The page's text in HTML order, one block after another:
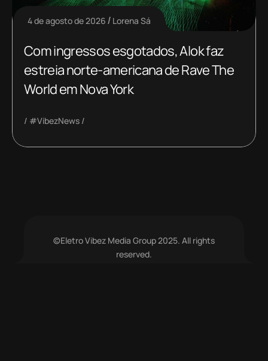
4 de agosto de 2026 Lorena Sá
Com ingressos esgotados, Alok faz
estreia norte-americana de Rave The
World em Nova York
#VibezNews
©Eletro Vibez Media Group 2025. All rights
reserved.